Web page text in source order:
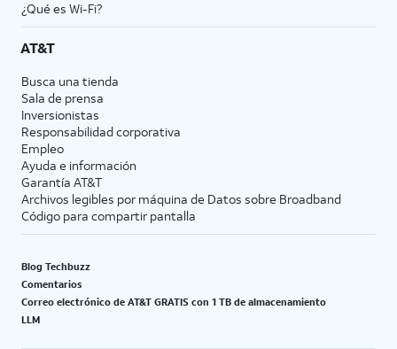
¿Qué es Wi-Fi?
AT&T
Busca una tienda
Sala de prensa
Inversionistas
Responsabilidad corporativa
Empleo
Ayuda e información
Garantía AT&T
Archivos legibles por máquina de Datos sobre Broadband
Código para compartir pantalla
Blog Techbuzz
Comentarios
Correo electrónico de AT&T GRATIS con 1 TB de almacenamiento
LLM